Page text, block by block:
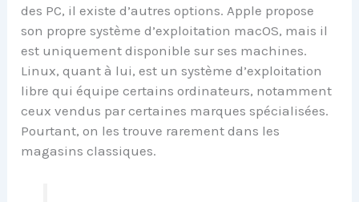
des PC, il existe d’autres options. Apple propose
son propre système d’exploitation macOS, mais il
est uniquement disponible sur ses machines.
Linux, quant à lui, est un système d’exploitation
libre qui équipe certains ordinateurs, notamment
ceux vendus par certaines marques spécialisées.
Pourtant, on les trouve rarement dans les
magasins classiques.